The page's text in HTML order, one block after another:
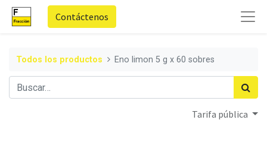
Contáctenos
Todos los productos Eno limon 5 g x 60 sobres
Tarifa pública